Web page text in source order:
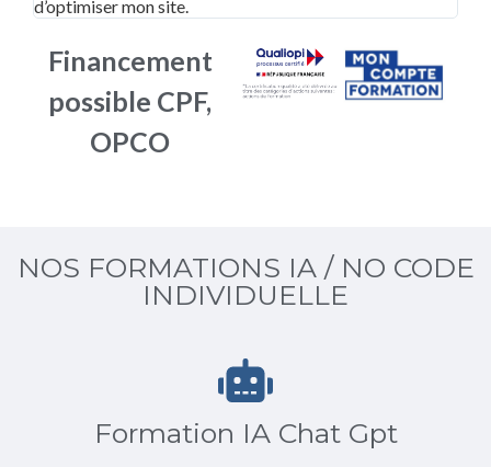
d’optimiser mon site.
Financement
possible CPF,
OPCO
NOS FORMATIONS IA / NO CODE
INDIVIDUELLE
Formation IA Chat Gpt